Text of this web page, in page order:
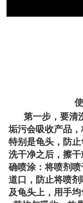
第一步，要清
垢污会吸收产品
特别是龟头，防
洗干净之后，擦
确喷涂：将喷剂
道口，防止将喷
及龟头上，用手